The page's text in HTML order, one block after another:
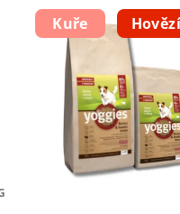
Kuře Hovězí